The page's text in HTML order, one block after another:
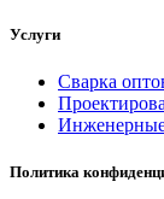
Услуги
Сварка
Инженерные
Политика